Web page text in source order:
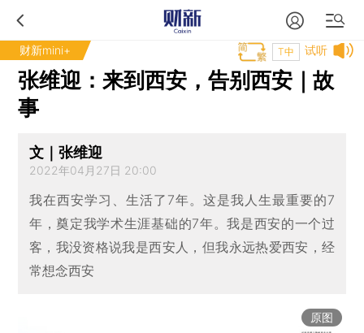
财新mini+ 试听
T中
张维迎：来到西安，告别西安｜故
事
文｜张维迎
2022年04月27日 20:00
我在西安学习、生活了7年。这是我人生最重要的7
年，奠定我学术生涯基础的7年。我是西安的一个过
客，我没资格说我是西安人，但我永远热爱西安，经
常想念西安
原图